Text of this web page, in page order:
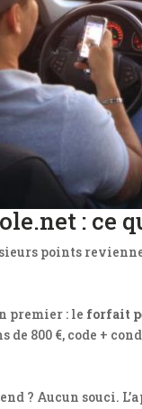
: ce
points
premier : le forfait
800 €, code +
? Aucun souci.